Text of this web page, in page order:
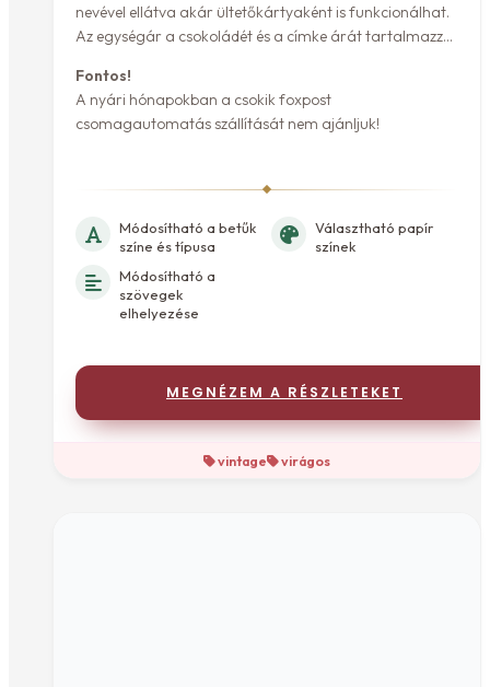
nevével ellátva akár ültetőkártyaként is funkcionálhat.
Az egységár a csokoládét és a címke árát tartalmazza.
Fontos!
A nyári hónapokban a csokik foxpost
csomagautomatás szállítását nem ajánljuk!
Módosítható a betűk
színe és típusa
Választható papír
színek
Módosítható a
szövegek
elhelyezése
MEGNÉZEM A RÉSZLETEKET
vintage virágos